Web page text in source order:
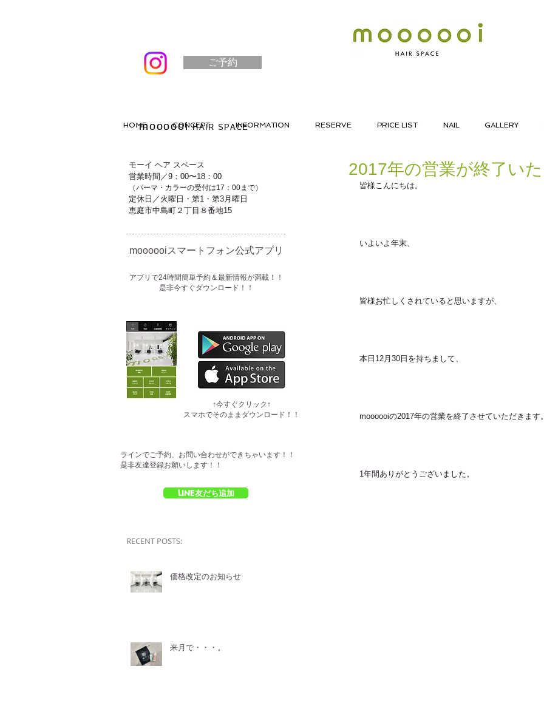
ご予約
HOME CONCEPT INFORMATION RESERVE PRICE LIST NAIL GALLERY
moooooiHAIR SPACE
モーイ ヘア スペース
営業時間／9：00〜18：00
（パーマ・カラーの受付は17：00まで）
定休日／火曜日・第1・第3月曜日
恵庭市中島町２丁目８番地15
moooooiスマートフォン公式アプリ​
​アプリで24時間簡単予約＆最新情報が満載！！
是非今すぐダウンロード！！
​↑今すぐクリック↑
スマホでそのままダウンロード！！
ラインでご予約、お問い合わせができちゃいます！！
是非友達登録お願いします！！
LINE友だち追加
RECENT POSTS:
価格改定のお知らせ
来月で・・・。
2017年の営業が終了い
皆様こんにちは。
いよいよ年末、
皆様お忙しくされていると思いますが、
本日12月30日を持ちまして、
moooooiの2017年の営業を終了させていただきます
1年間ありがとうございました。